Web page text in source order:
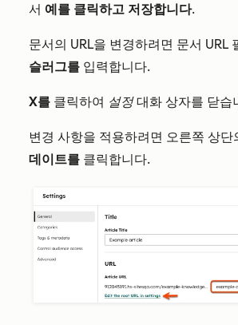
서 예를 클릭하고 저장합니다.
문서의 URL을 변경하려면 문서 URL
슬러그를 입력합니다.
X를 클릭하여 설정대화 상자를 닫습
변경 사항을 적용하려면 오른쪽 상단
데이트를 클릭합니다.